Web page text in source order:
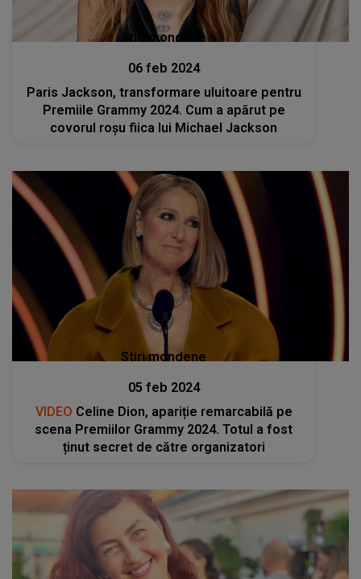
Stiri mondene
06 feb 2024
Paris Jackson, transformare uluitoare pentru
Premiile Grammy 2024. Cum a apărut pe
covorul roșu fiica lui Michael Jackson
Stiri mondene
05 feb 2024
VIDEO Celine Dion, apariție remarcabilă pe
scena Premiilor Grammy 2024. Totul a fost
ținut secret de către organizatori